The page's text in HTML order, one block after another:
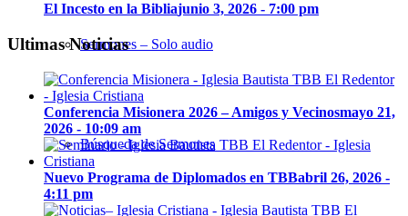
Sermones – Solo audio
Búsqueda de Sermones
El Incesto en la Bibliajunio 3, 2026 - 7:00 pm
Ultimas Noticias
Conferencia Misionera 2026 – Amigos y Vecinosmayo 21,
2026 - 10:09 am
Nuevo Programa de Diplomados en TBBabril 26, 2026 -
4:11 pm